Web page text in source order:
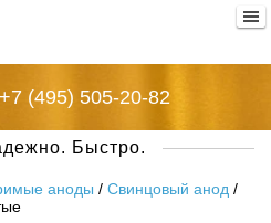
+7 (495) 505-20-82
Быстро.
аноды / Свинцовый анод /